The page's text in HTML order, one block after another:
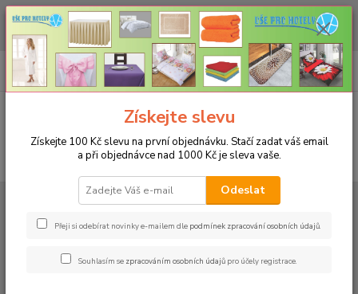
CHCETE NAKOUPIT VĚTŠÍ MNOŽSTVÍ NAŠICH PRODUKTŮ ZA LEPŠÍ
CENU? Klikněte ZDE
CZK
+420 773 794 023
Pondělí-pátek 9-16 hodin
0ks
za0 Kč
UBRUSY
Luxusní ubrusy Atlas-Rodos s vodoodpudivou úpravou
Ubrus ATLAS 120x160cm béžový
Získejte slevu
Získejte 100 Kč slevu na první objednávku. Stačí zadat váš email
a při objednávce nad 1000 Kč je sleva vaše.
Odeslat
Přeji si odebírat novinky e-mailem dle podmínek zpracování osobních údajů.
Souhlasím se zpracováním osobních údajů pro účely registrace.